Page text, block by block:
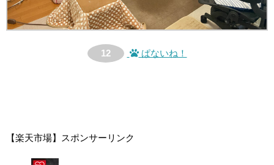
12 ぱないね！
【楽天市場】スポンサーリンク